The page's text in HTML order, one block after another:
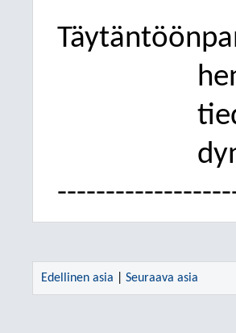
Edellinen asia Seuraava asia